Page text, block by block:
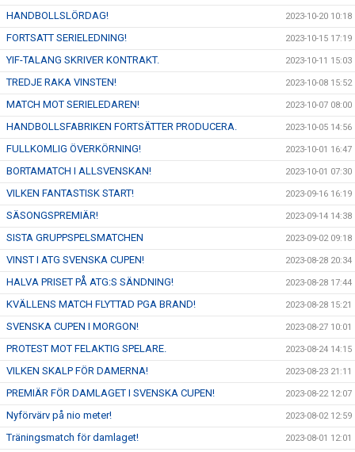
HANDBOLLSLÖRDAG! 2023-10-20 10:18
FORTSATT SERIELEDNING! 2023-10-15 17:19
YIF-TALANG SKRIVER KONTRAKT. 2023-10-11 15:03
TREDJE RAKA VINSTEN! 2023-10-08 15:52
MATCH MOT SERIELEDAREN! 2023-10-07 08:00
HANDBOLLSFABRIKEN FORTSÄTTER PRODUCERA. 2023-10-05 14:56
FULLKOMLIG ÖVERKÖRNING! 2023-10-01 16:47
BORTAMATCH I ALLSVENSKAN! 2023-10-01 07:30
VILKEN FANTASTISK START! 2023-09-16 16:19
SÄSONGSPREMIÄR! 2023-09-14 14:38
SISTA GRUPPSPELSMATCHEN 2023-09-02 09:18
VINST I ATG SVENSKA CUPEN! 2023-08-28 20:34
HALVA PRISET PÅ ATG:S SÄNDNING! 2023-08-28 17:44
KVÄLLENS MATCH FLYTTAD PGA BRAND! 2023-08-28 15:21
SVENSKA CUPEN I MORGON! 2023-08-27 10:01
PROTEST MOT FELAKTIG SPELARE. 2023-08-24 14:15
VILKEN SKALP FÖR DAMERNA! 2023-08-23 21:11
PREMIÄR FÖR DAMLAGET I SVENSKA CUPEN! 2023-08-22 12:07
Nyförvärv på nio meter! 2023-08-02 12:59
Träningsmatch för damlaget! 2023-08-01 12:01